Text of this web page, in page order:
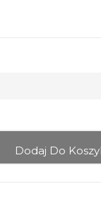
Dodaj Do